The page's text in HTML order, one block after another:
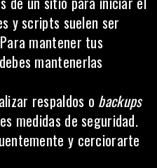
y scripts suelen ser
mantener tus
mantenerlas
respaldos o backups
medidas de seguridad.
y cerciorarte